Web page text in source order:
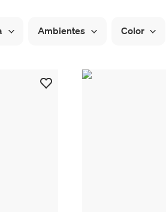
Ambientes Color